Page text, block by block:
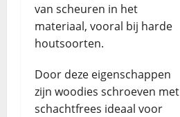
van scheuren in het
materiaal, vooral bij harde
houtsoorten.
Door deze eigenschappen
zijn woodies schroeven met
schachtfrees ideaal voor